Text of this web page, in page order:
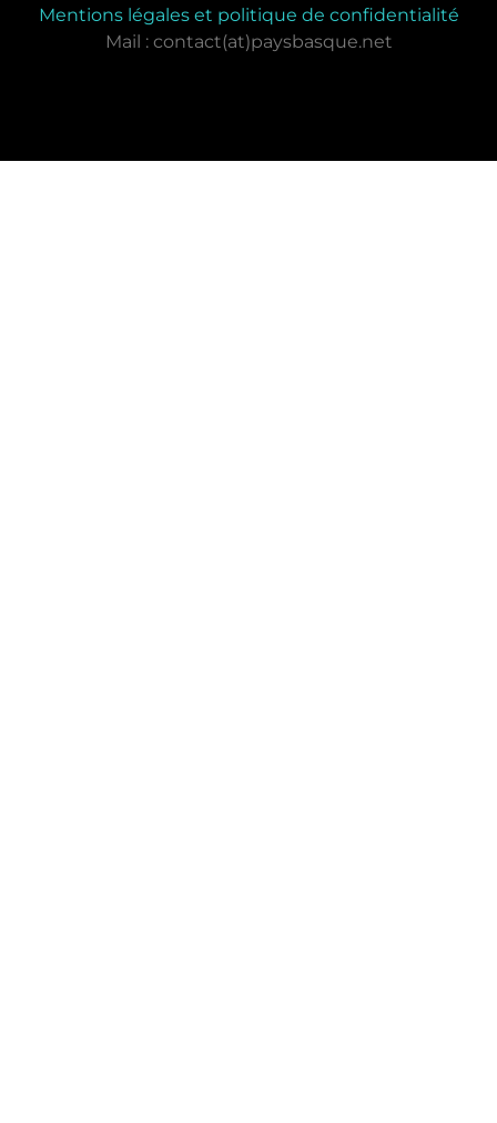
Mentions légales et politique de confidentialité
Mail : contact(at)paysbasque.net